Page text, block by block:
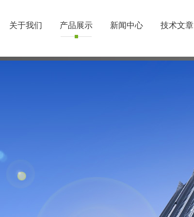
关于我们 产品展示 新闻中心 技术文章